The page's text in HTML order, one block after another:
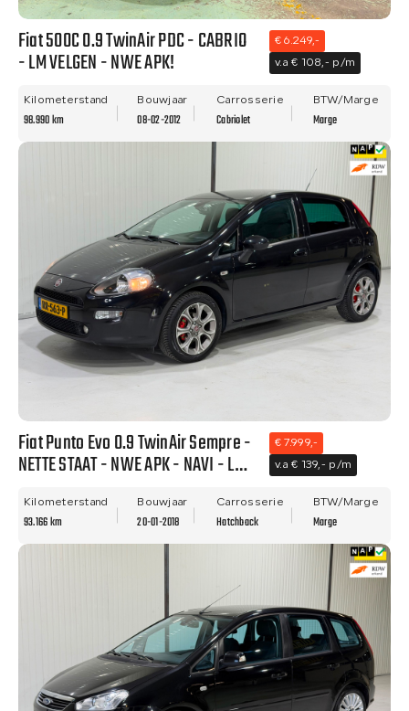
Fiat 500C 0.9 TwinAir PDC - CABRIO
- LM VELGEN - NWE APK!
€ 6.249,-
v.a € 108,- p/m
Kilometerstand
98.990 km
Bouwjaar
08-02-2012
Carrosserie
Cabriolet
BTW/Marge
Marge
Fiat Punto Evo 0.9 TwinAir Sempre -
NETTE STAAT - NWE APK - NAVI - LM
€ 7.999,-
v.a € 139,- p/m
Kilometerstand
93.166 km
Bouwjaar
20-01-2018
Carrosserie
Hatchback
BTW/Marge
Marge